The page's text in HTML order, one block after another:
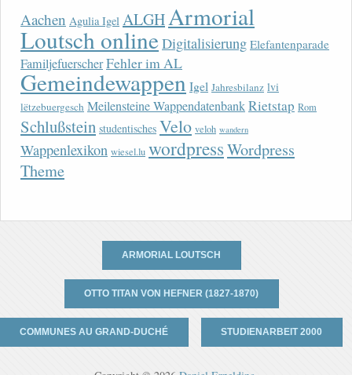
Aachen Agulia Igel ALGHArmorial
Loutsch onlineDigitalisierung Elefantenparade
FamiljefuerscherFehler im AL
Gemeindewappen Igel Jahresbilanz lvi
lëtzebuergesch Meilensteine WappendatenbankRietstap Rom
Schlußstein studentisches Velo veloh wandern
Wappenlexikon wiesel.lu wordpressWordpress
Theme
ARMORIAL LOUTSCH
OTTO TITAN VON HEFNER (1827-1870)
COMMUNES AU GRAND-DUCHÉ STUDIENARBEIT 2000